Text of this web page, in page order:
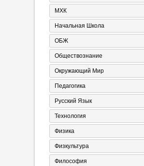
МХК
Начальная Школа
ОБЖ
Обществознание
Окружающий Мир
Педагогика
Русский Язык
Технология
Физика
Физкультура
Философия